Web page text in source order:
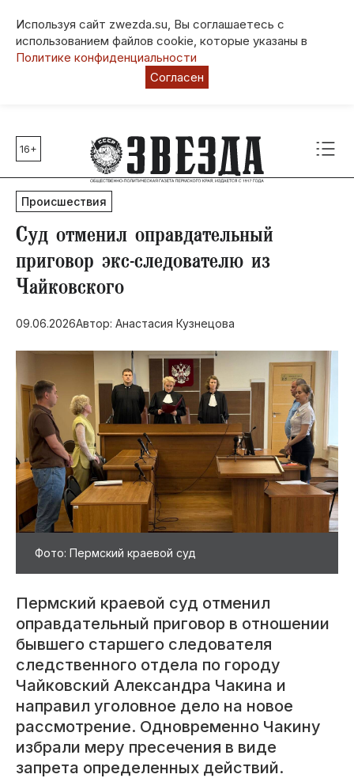
Используя сайт zwezda.su, Вы соглашаетесь с
использованием файлов cookie, которые указаны в
Политике конфиденциальности
Согласен
Главные темы
80 лет Победы
Молодежная столица РФ
СВО
Социальная поддержка
Инфраструктура
Благоустройство
16+
Происшествия
​Суд отменил оправдательный
приговор экс-следователю из
Чайковского
09.06.2026Автор: Анастасия Кузнецова
Фото: Пермский краевой суд
Пермский краевой суд отменил
оправдательный приговор в отношении
бывшего старшего следователя
следственного отдела по городу
Чайковский Александра Чакина и
направил уголовное дело на новое
рассмотрение. Одновременно Чакину
избрали меру пресечения в виде
запрета определенных действий.